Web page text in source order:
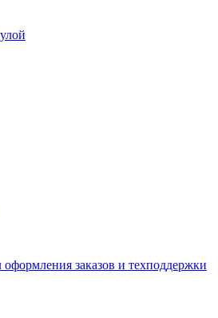
оформления заказов и техподдержки